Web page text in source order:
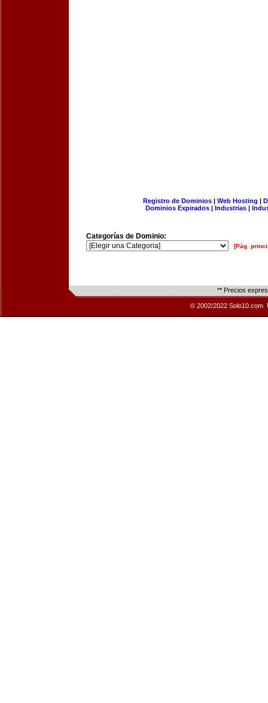
Registro de Dominios| Web Hosting |
Dominios Expirados | Industrias |
Categorías de Dominio:
[Pág.
** Precios
© 2002/2022 Solo10.com